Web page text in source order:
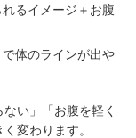
るイメージ＋お腹
体のラインが出や
い」「お腹を軽く
変わります。